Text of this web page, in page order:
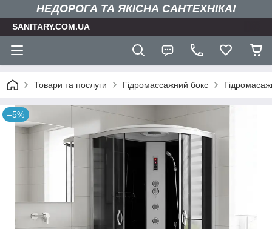
НЕДОРОГА ТА ЯКIСНА САНТЕХНІКА!
SANITARY.COM.UA
Товари та послуги Гідромассажний бокс
–5%